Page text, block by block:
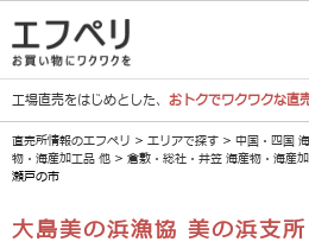
工場直売をはじめとした、 おトクでワクワクな直
直売所情報のエフペリ > エリアで探す > 中国・四国
物・海産加工品 他 > 倉敷・総社・井笠 海産物・海産
瀬戸の市
大島美の浜漁協 美の浜支